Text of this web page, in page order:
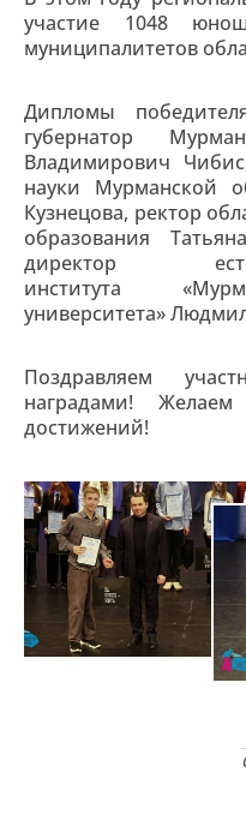
участие 1048
муниципалитетов
Дипломы
губернатор
Владимирович
науки Мурманской
Кузнецова, ректор
образования
директор
института
университета»
Поздравляем
наградами!
достижений!